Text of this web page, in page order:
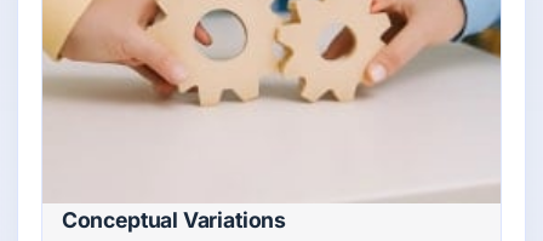
Conceptual Variations